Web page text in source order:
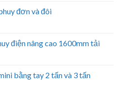
đơn và đôi
điện nâng cao 1600mm tải
bằng tay 2 tấn và 3 tấn